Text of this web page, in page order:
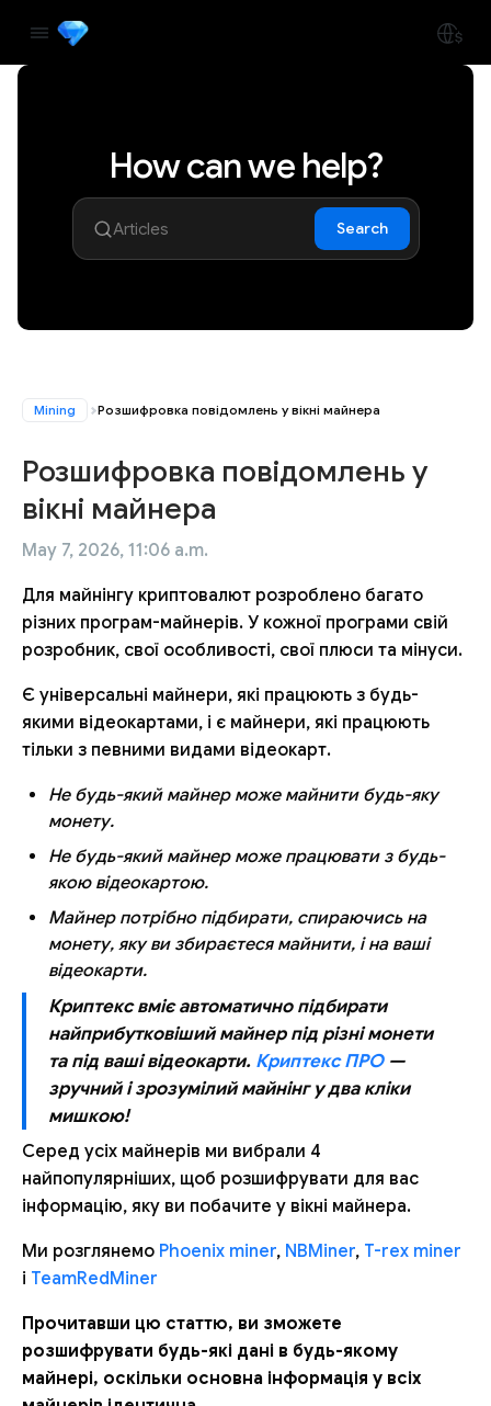
How can we help?
Search
Mining Розшифровка повідомлень у вікні майнера
Розшифровка повідомлень у
вікні майнера
May 7, 2026, 11:06 a.m.
Для майнінгу криптовалют розроблено багато
різних програм-майнерів. У кожної програми свій
розробник, свої особливості, свої плюси та мінуси.
Є універсальні майнери, які працюють з будь-
якими відеокартами, і є майнери, які працюють
тільки з певними видами відеокарт.
Не будь-який майнер може майнити будь-яку
монету.
Не будь-який майнер може працювати з будь-
якою відеокартою.
Майнер потрібно підбирати, спираючись на
монету, яку ви збираєтеся майнити, і на ваші
відеокарти.
Криптекс вміє автоматично підбирати
найприбутковіший майнер під різні монети
та під ваші відеокарти. Криптекс ПРО—
зручний і зрозумілий майнінг у два кліки
мишкою!
Серед усіх майнерів ми вибрали 4
найпопулярніших, щоб розшифрувати для вас
інформацію, яку ви побачите у вікні майнера.
Ми розглянемо Phoenix miner, NBMiner, T-rex miner
і TeamRedMiner
Прочитавши цю статтю, ви зможете
розшифрувати будь-які дані в будь-якому
майнері, оскільки основна інформація у всіх